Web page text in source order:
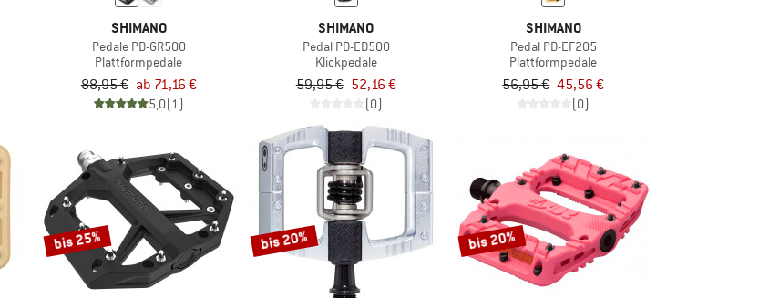
SHIMANO
Pedale PD-GR500
Plattformpedale
88,95 € ab 71,16 €
5,0(1)
SHIMANO
Pedal PD-ED500
Klickpedale
59,95 € 52,16 €
(0)
SHIMANO
Pedal PD-EF205
Plattformpedale
56,95 € 45,56 €
(0)
bis 25% bis 20% bis 20%